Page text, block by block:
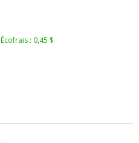
Écofrais : 0,45 $